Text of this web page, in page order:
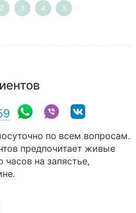
2 3 4 5
по всем вопросам.
предпочитает живые
часов на запястье,